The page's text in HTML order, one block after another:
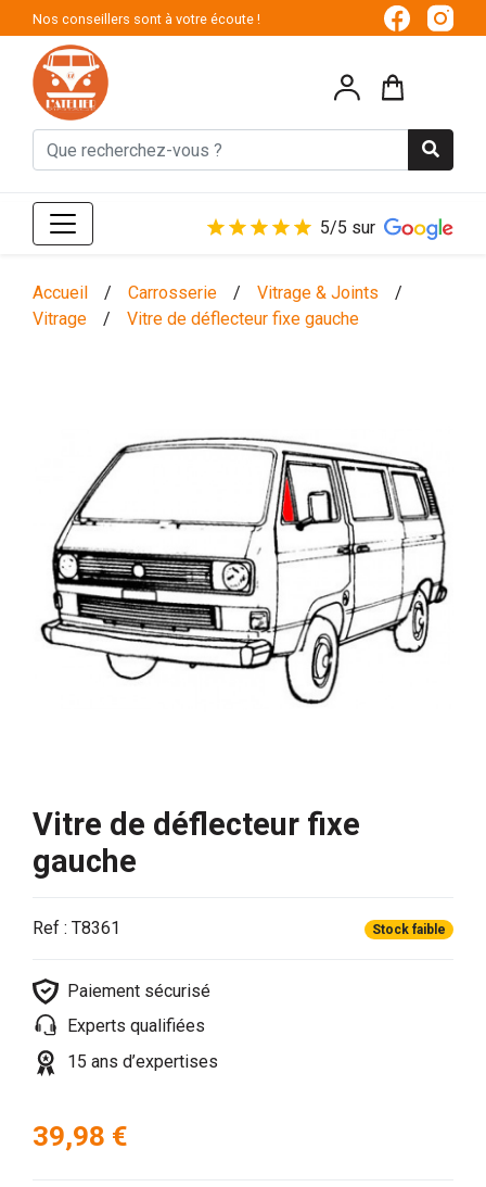
Nos conseillers sont à votre écoute !
5/5 sur
Accueil / Carrosserie / Vitrage & Joints
/
Vitrage
/ Vitre de déflecteur fixe gauche
Vitre de déflecteur fixe
gauche
Ref : T8361 Stock faible
Paiement sécurisé
Experts qualifiées
15 ans d’expertises
39,98 €